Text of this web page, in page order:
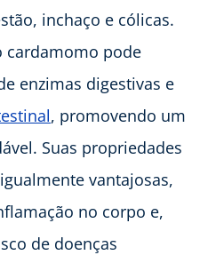
inchaço e cólicas.
cardamomo pode
enzimas digestivas e
, promovendo um
Suas propriedades
vantajosas,
no corpo e,
de doenças